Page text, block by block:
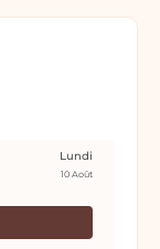
Lundi
10 Août